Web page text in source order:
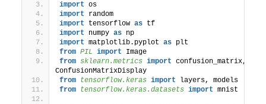
import os
import random
import tensorflow as tf
import numpy as np
import matplotlib.pyplot as plt
from PIL import Image
from sklearn.metrics import confusion_matrix,
ConfusionMatrixDisplay
from tensorflow.keras import layers, models
from tensorflow.keras.datasets import mnist